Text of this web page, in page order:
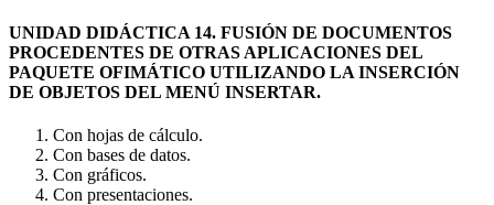
UNIDAD DIDÁCTICA 14. FUSIÓN DE DOCUMENTOS
PROCEDENTES DE OTRAS APLICACIONES DEL
PAQUETE OFIMÁTICO UTILIZANDO LA INSERCIÓN
DE OBJETOS DEL MENÚ INSERTAR.
Con hojas de cálculo.
Con bases de datos.
Con gráficos.
Con presentaciones.